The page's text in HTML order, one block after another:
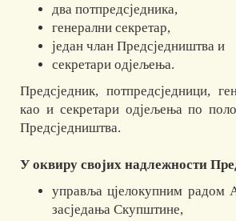
два потпредсједника,
генерални секретар,
један члан Предсједништва и
секретари одјељења.
Предсједник, потпредсједници,
као и секретари одјељења по
Предсједништва.
У оквиру својих надлежности
управља цјелокупним радом
засједања Скупштине,